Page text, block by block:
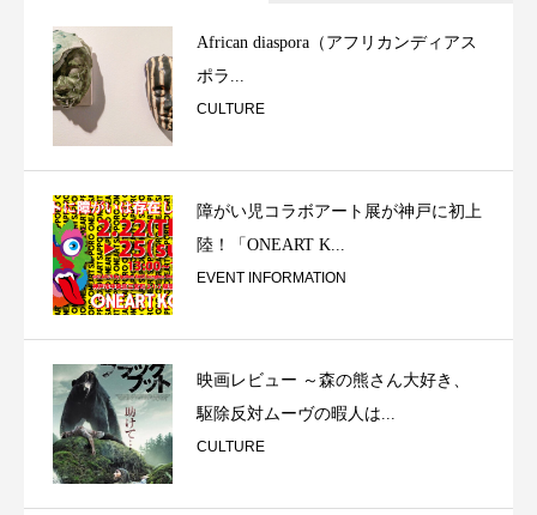
African diaspora（アフリカンディアス
ポラ...
CULTURE
障がい児コラボアート展が神戸に初上
陸！「ONEART K...
EVENT INFORMATION
映画レビュー ～森の熊さん大好き、
駆除反対ムーヴの暇人は...
CULTURE